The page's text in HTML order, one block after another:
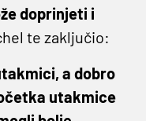
doprinjeti i
te zaključio:
a dobro
utakmice